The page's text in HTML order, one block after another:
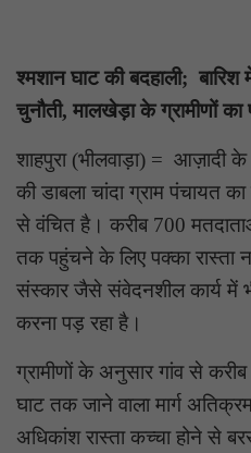
श्मशान घाट की बदहाली;
चुनौती, मालखेड़ा के ग्रामीणों
शाहपुरा (भीलवाड़ा) = आज़ादी के
की डाबला चांदा ग्राम पंचायत
से वंचित है। करीब 700
तक पहुंचने के लिए पक्का रास्ता
संस्कार जैसे संवेदनशील कार्य में भी
करना पड़ रहा है।
ग्रामीणों के अनुसार गांव से
घाट तक जाने वाला मार्ग
अधिकांश रास्ता कच्चा होने से